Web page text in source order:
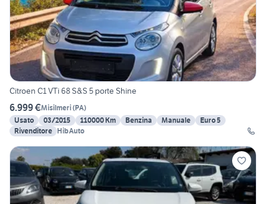
Citroen C1 VTi 68 S&S 5 porte Shine
6.999 €Misilmeri(PA)
Usato
03/2015 110000 Km Benzina Manuale
Euro 5
Rivenditore HibAuto